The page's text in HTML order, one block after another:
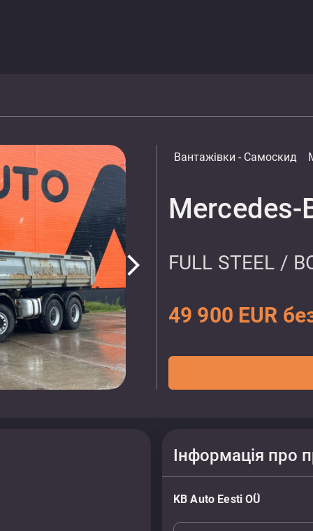
arrow_forward_ios
Вантажівки - Самоскид
Mercedes-
FULL STEEL /
49 900 EUR
Інформація про
KB Auto Eesti OÜ